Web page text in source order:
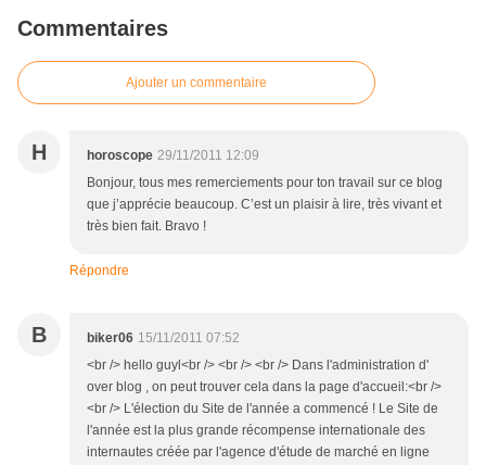
Commentaires
Ajouter un commentaire
H horoscope 29/11/2011 12:09
Bonjour, tous mes remerciements pour ton travail sur ce blog
que j’apprécie beaucoup. C’est un plaisir à lire, très vivant et
très bien fait. Bravo !
Répondre
B biker06 15/11/2011 07:52
<br /> hello guyl<br /> <br /> <br /> Dans l'administration d'
over blog , on peut trouver cela dans la page d'accueil:<br />
<br /> L'élection du Site de l'année a commencé ! Le Site de
l'année est la plus grande récompense internationale des
internautes créée par l'agence d'étude de marché en ligne